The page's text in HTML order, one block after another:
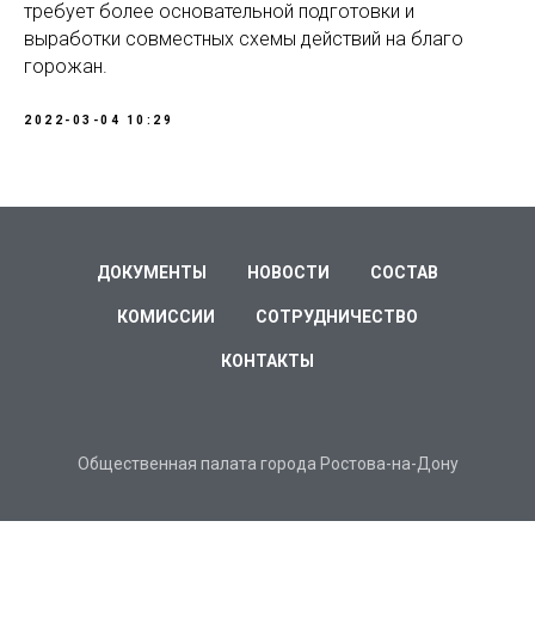
требует более основательной подготовки и
выработки совместных схемы действий на благо
горожан.
2022-03-04 10:29
ДОКУМЕНТЫ НОВОСТИ СОСТАВ
КОМИССИИ СОТРУДНИЧЕСТВО
КОНТАКТЫ
Общественная палата города Ростова-на-Дону